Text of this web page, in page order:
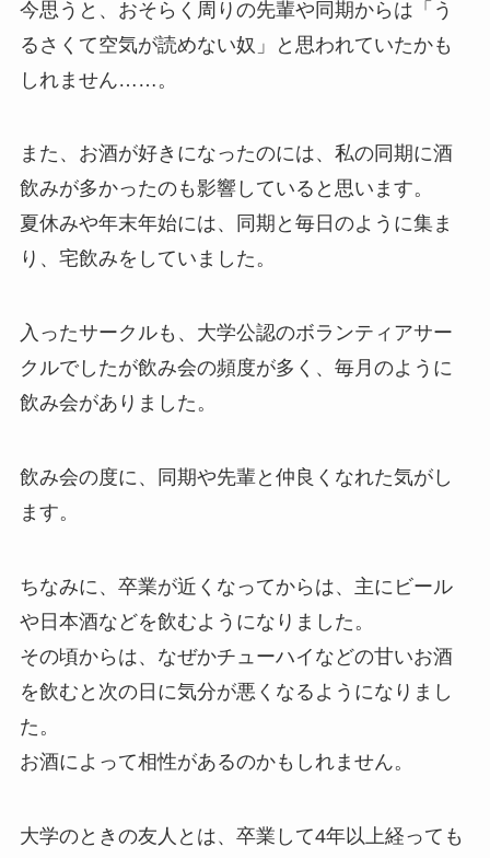
今思うと、 おそらく周りの先輩や同期からは「う
るさくて空気が読めない奴」と思われていたかも
しれません……。
また、お酒が好きになったのには、私の同期に酒
飲みが多かったのも影響していると思います。
夏休みや年末年始には、同期と毎日のように集ま
り、宅飲みをしていました。
入ったサークルも、大学公認のボランティアサー
クルでしたが飲み会の頻度が多く、毎月のように
飲み会がありました。
飲み会の度に、同期や先輩と仲良くなれた気がし
ます。
ちなみに、卒業が近くなってからは、主にビール
や日本酒などを飲むようになりました。
その頃からは、なぜかチューハイなどの甘いお酒
を飲むと次の日に気分が悪くなるようになりまし
た。
お酒によって相性があるのかもしれません。
大学のときの友人とは、卒業して4年以上経っても